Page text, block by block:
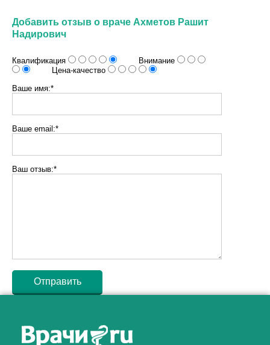
Добавить отзыв о враче Ахметов Рашит
Надирович
Квалификация
Внимание
Цена-качество
Ваше имя:*
Ваше email:*
Ваш отзыв:*